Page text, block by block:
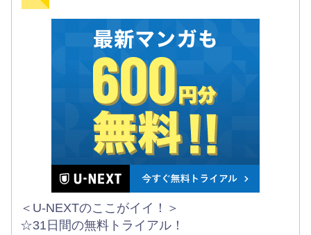
＜U-NEXTのここがイイ！＞
☆31日間の無料トライアル！